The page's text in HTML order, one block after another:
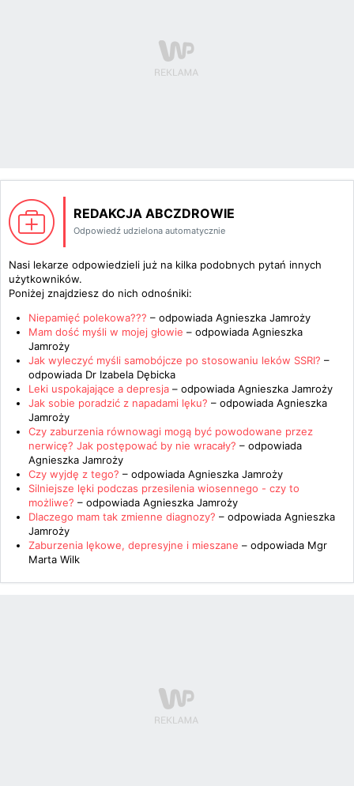
REDAKCJA ABCZDROWIE
Odpowiedź udzielona automatycznie
Nasi lekarze odpowiedzieli już na kilka podobnych pytań innych
użytkowników.
Poniżej znajdziesz do nich odnośniki:
Niepamięć polekowa??? – odpowiada Agnieszka Jamroży
Mam dość myśli w mojej głowie – odpowiada Agnieszka
Jamroży
Jak wyleczyć myśli samobójcze po stosowaniu leków SSRI? –
odpowiada Dr Izabela Dębicka
Leki uspokajające a depresja – odpowiada Agnieszka Jamroży
Jak sobie poradzić z napadami lęku? – odpowiada Agnieszka
Jamroży
Czy zaburzenia równowagi mogą być powodowane przez
nerwicę? Jak postępować by nie wracały? – odpowiada
Agnieszka Jamroży
Czy wyjdę z tego? – odpowiada Agnieszka Jamroży
Silniejsze lęki podczas przesilenia wiosennego - czy to
możliwe? – odpowiada Agnieszka Jamroży
Dlaczego mam tak zmienne diagnozy? – odpowiada Agnieszka
Jamroży
Zaburzenia lękowe, depresyjne i mieszane – odpowiada Mgr
Marta Wilk